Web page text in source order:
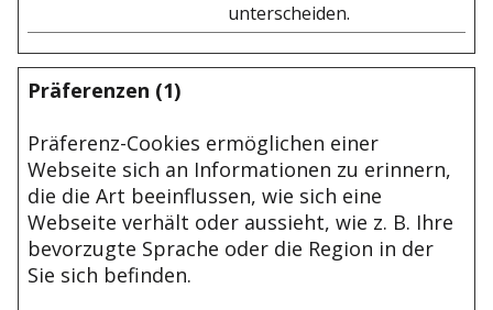
unterscheiden.
Präferenzen (1)
Präferenz-Cookies ermöglichen einer
Webseite sich an Informationen zu erinnern,
die die Art beeinflussen, wie sich eine
Webseite verhält oder aussieht, wie z. B. Ihre
bevorzugte Sprache oder die Region in der
Sie sich befinden.